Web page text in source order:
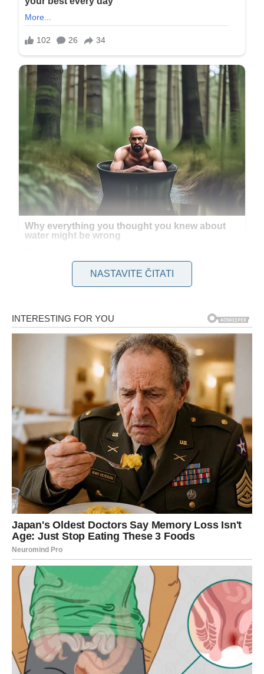
Šta podrazumijeva ispiranje usta
Ispiranje usta uljem predstavlja tehniku koja potiče iz
tradicionalnih sistema njege, a u modernoj primjeni najčešće
se veže upravo za kokosovo ulje. Razlog tome leži u
njegovom sastavu, blagom ukusu i jednostavnoj primjeni.Ova
metoda ne uključuje gutanje ulja, već njegovo kratkotrajno
zadržavanje i mućkanje u ustima.
Cilj ispiranja usta uljem nije da zamijeni standardne metode
oralne higijene, već da ihdopuni kao pomoćna navika
. Na taj
način ulje može imati ulogu dodatne podrške svakodnevnoj
brizi o usnoj šupljini, bez agresivnih sastojaka.
NASTAVITE ČITATI